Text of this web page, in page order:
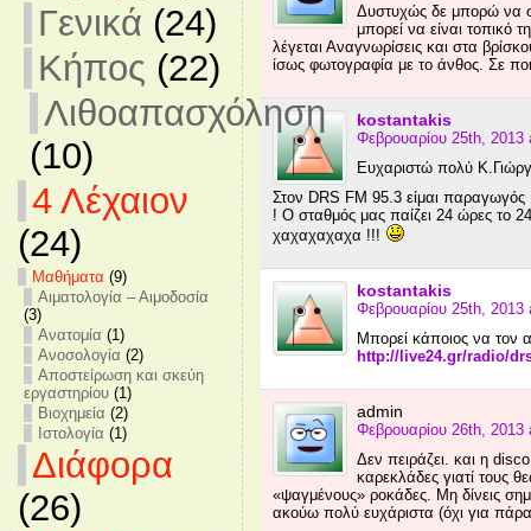
Γενικά (24)
Κήπος (22)
Λιθοαπασχόληση
(10)
4 Λέχαιον
(24)
Mαθήματα (9)
Αιματολογία – Αιμοδοσία
(3)
Ανατομία (1)
Ανοσολογία (2)
Αποστείρωση και σκεύη
εργαστηρίου(1)
Βιοχημεία (2)
Ιστολογία (1)
Διάφορα
(26)
Δυστυχώς δε μπορώ να
μπορεί να είναι τοπικό
λέγεται Αναγνωρίσεις και στα
ίσως φωτογραφία με το άνθος. Σε
kostantakis
Φεβρουαρίου 25th, 2013
Ευχαριστώ πολύ
Στον DRS FM 95.3 είμαι
! Ο σταθμός μας παίζει 24 ώρες το
χαχαχαχαχα !!!
kostantakis
Φεβρουαρίου 25th, 2013
Μπορεί κάποιος να τον
http://live24.gr/radio/
admin
Φεβρουαρίου 26th, 2013
Δεν πειράζει. και η
καρεκλάδες γιατί τους
«ψαγμένους» ροκάδες. Μη δίνεις
ακούω πολύ ευχάριστα (όχι για